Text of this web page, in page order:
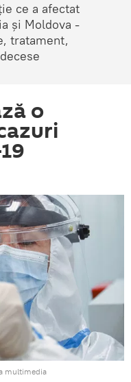
ce a afectat
și Moldova -
tratament,
o
multimedia